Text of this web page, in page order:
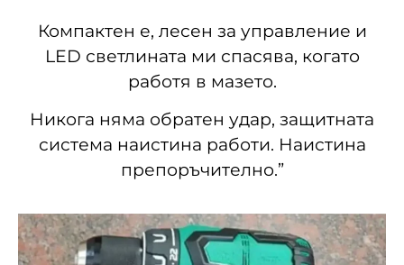
Компактен е, лесен за управление и
LED светлината ми спасява, когато
работя в мазето.
Никога няма обратен удар, защитната
система наистина работи. Наистина
препоръчително.”